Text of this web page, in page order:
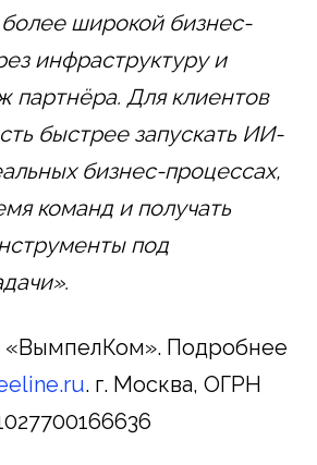
более широкой бизнес-
инфраструктуру и
партнёра. Для клиентов
быстрее запускать ИИ-
бизнес-процессах,
команд и получать
под
Подробнее
. г. Москва, ОГРН